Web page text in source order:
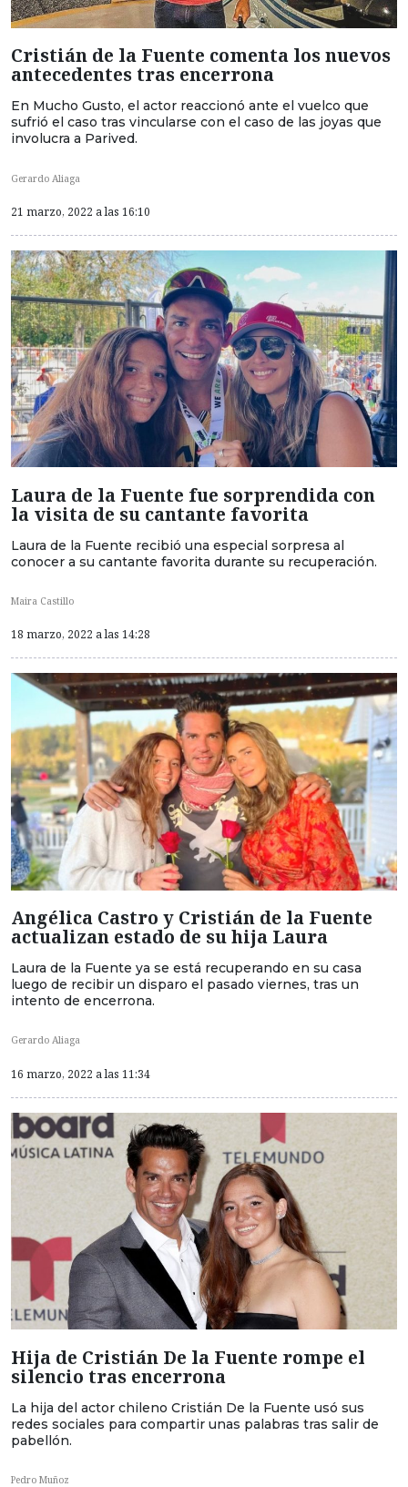
Cristián de la Fuente comenta los nuevos
antecedentes tras encerrona
En Mucho Gusto, el actor reaccionó ante el vuelco que
sufrió el caso tras vincularse con el caso de las joyas que
involucra a Parived.
Gerardo Aliaga
21 marzo, 2022 a las 16:10
Laura de la Fuente fue sorprendida con
la visita de su cantante favorita
Laura de la Fuente recibió una especial sorpresa al
conocer a su cantante favorita durante su recuperación.
Maira Castillo
18 marzo, 2022 a las 14:28
Angélica Castro y Cristián de la Fuente
actualizan estado de su hija Laura
Laura de la Fuente ya se está recuperando en su casa
luego de recibir un disparo el pasado viernes, tras un
intento de encerrona.
Gerardo Aliaga
16 marzo, 2022 a las 11:34
Hija de Cristián De la Fuente rompe el
silencio tras encerrona
La hija del actor chileno Cristián De la Fuente usó sus
redes sociales para compartir unas palabras tras salir de
pabellón.
Pedro Muñoz